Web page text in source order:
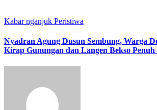
Kabar nganjuk Peristiwa
Nyadran Agung Dusun Sembung, Warga
Kirap Gunungan dan Langen Bekso